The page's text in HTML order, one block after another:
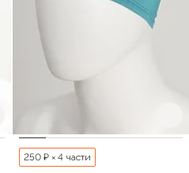
250 ₽ × 4 части